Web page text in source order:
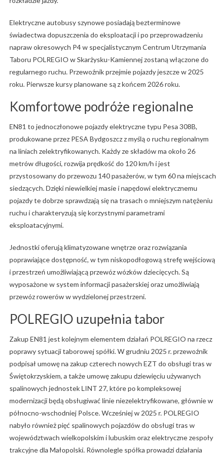
Elektryczne autobusy szynowe posiadają bezterminowe
świadectwa dopuszczenia do eksploatacji i po przeprowadzeniu
napraw okresowych P4 w specjalistycznym Centrum Utrzymania
Taboru POLREGIO w Skarżysku-Kamiennej zostaną włączone do
regularnego ruchu. Przewoźnik przejmie pojazdy jeszcze w 2025
roku. Pierwsze kursy planowane są z końcem 2026 roku.
Komfortowe podróże regionalne
EN81 to jednoczłonowe pojazdy elektryczne typu Pesa 308B,
produkowane przez PESA Bydgoszcz z myślą o ruchu regionalnym
na liniach zelektryfikowanych. Każdy ze składów ma około 26
metrów długości, rozwija prędkość do 120 km/h i jest
przystosowany do przewozu 140 pasażerów, w tym 60 na miejscach
siedzących. Dzięki niewielkiej masie i napędowi elektrycznemu
pojazdy te dobrze sprawdzają się na trasach o mniejszym natężeniu
ruchu i charakteryzują się korzystnymi parametrami
eksploatacyjnymi.
Jednostki oferują klimatyzowane wnętrze oraz rozwiązania
poprawiające dostępność, w tym niskopodłogową strefę wejściową
i przestrzeń umożliwiającą przewóz wózków dziecięcych. Są
wyposażone w system informacji pasażerskiej oraz umożliwiają
przewóz rowerów w wydzielonej przestrzeni.
POLREGIO uzupełnia tabor
Zakup EN81 jest kolejnym elementem działań POLREGIO na rzecz
poprawy sytuacji taborowej spółki. W grudniu 2025 r. przewoźnik
podpisał umowę na zakup czterech nowych EZT do obsługi tras w
Świętokrzyskiem, a także umowę zakupu dziewięciu używanych
spalinowych jednostek LINT 27, które po kompleksowej
modernizacji będą obsługiwać linie niezelektryfikowane, głównie w
północno-wschodniej Polsce. Wcześniej w 2025 r. POLREGIO
nabyło również pięć spalinowych pojazdów do obsługi tras w
województwach wielkopolskim i lubuskim oraz elektryczne zespoły
trakcyjne dla Małopolski. Równolegle spółka prowadzi działania